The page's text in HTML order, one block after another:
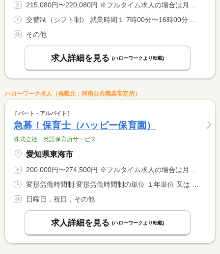
215,080円〜220,080円 ※フルタイム求人の場合は月額（換算額）、パート求人の場合は時間額を表示しています。
その他
求人詳細を見る (ハローワークより転載)
ハローワーク求人（掲載元：阿南公共職業安定所）
パート・アルバイト
急募！保育士（ハッピー保育園）
株式会社 英語保育所サービス
愛知県東海市
200,000円〜274,500円 ※フルタイム求人の場合は月額（換算額）、パート求人の場合は時間額を表示しています。
日曜日，祝日，その他
求人詳細を見る (ハローワークより転載)